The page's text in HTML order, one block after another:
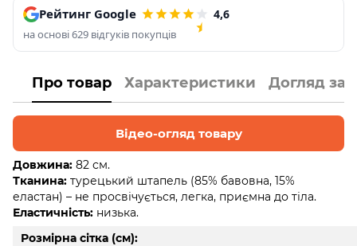
Рейтинг Google 4,6
на основі 629 відгуків покупців
Про товар Характеристики Догляд за
Відео-огляд товару
Довжина: 82 см.
Тканина: турецький штапель (85% бавовна, 15%
еластан) – не просвічується, легка, приємна до тіла.
Еластичність: низька.
Розмірна сітка (см):